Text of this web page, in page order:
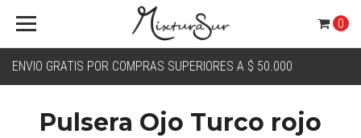
ENVIO GRATIS POR COMPRAS SUPERIORES A $ 50.000
0
Pulsera Ojo Turco rojo